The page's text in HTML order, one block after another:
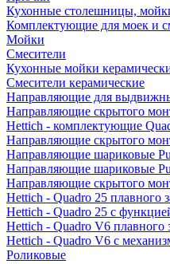
Кухонные столешницы,
Комплектующие для моек и
Мойки
Смесители
Кухонные мойки
Смесители керамические
Направляющие для
Направляющие скрытого
Hettich - комплектующие
Направляющие скрытого
Направляющие шариковые
Направляющие шариковые
Направляющие скрытого
Hettich - Quadro 25 плавного
Hettich - Quadro 25 с
Hettich - Quadro V6 плавного
Hettich - Quadro V6 с
Роликовые